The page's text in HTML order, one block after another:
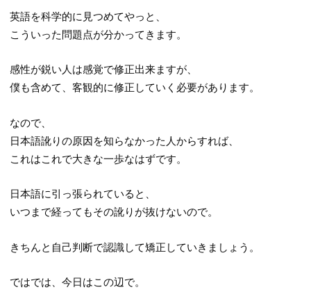
英語を科学的に見つめてやっと、
こういった問題点が分かってきます。
感性が鋭い人は感覚で修正出来ますが、
僕も含めて、客観的に修正していく必要があります。
なので、
日本語訛りの原因を知らなかった人からすれば、
これはこれで大きな一歩なはずです。
日本語に引っ張られていると、
いつまで経ってもその訛りが抜けないので。
きちんと自己判断で認識して矯正していきましょう。
ではでは、今日はこの辺で。